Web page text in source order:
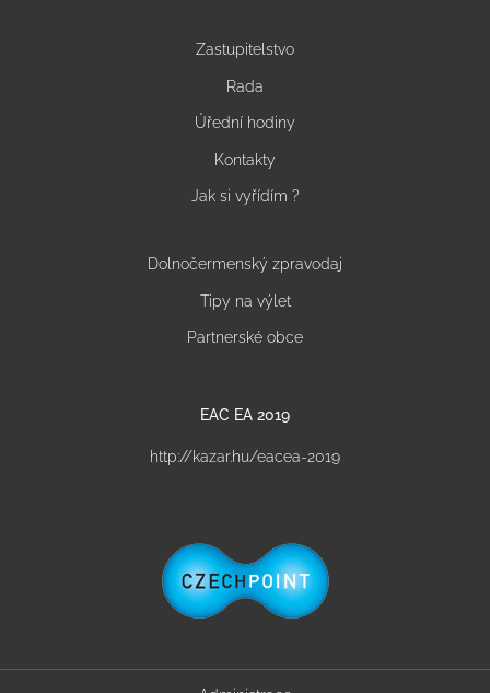
Zastupitelstvo
Rada
Úřední hodiny
Kontakty
Jak si vyřídím ?
Dolnočermenský zpravodaj
Tipy na výlet
Partnerské obce
EAC EA 2019
http://kazar.hu/eacea-2019